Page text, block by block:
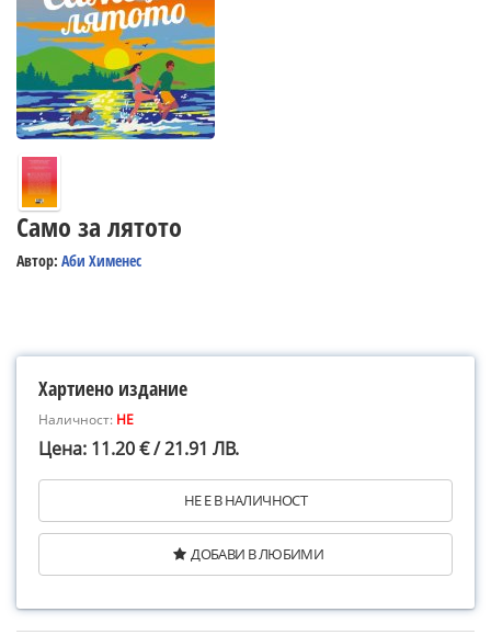
Само за лятото
Автор: Аби Хименес
Хартиено издание
Наличност: НЕ
Цена: 11.20 € / 21.91 ЛВ.
НЕ Е В НАЛИЧНОСТ
ДОБАВИ В ЛЮБИМИ